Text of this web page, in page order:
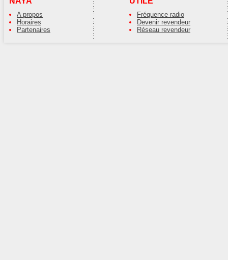
A propos
Horaires
Partenaires
Fréquence radio
Devenir revendeur
Réseau revendeur